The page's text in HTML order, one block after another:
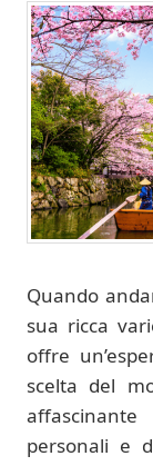
Quando
sua ricca
offre
scelta del
personali e